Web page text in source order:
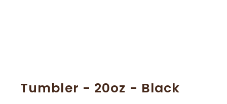
Tumbler - 20oz - Black